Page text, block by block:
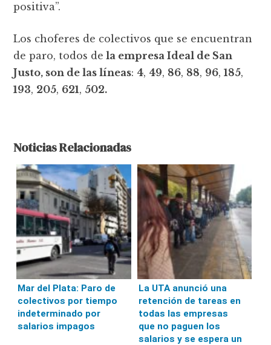
positiva”.
Los choferes de colectivos que se encuentran
de paro, todos de la empresa Ideal de San
Justo, son de las líneas: 4, 49, 86, 88, 96,185,
193, 205, 621, 502.
Noticias Relacionadas
Mar del Plata: Paro de
colectivos por tiempo
indeterminado por
salarios impagos
La UTA anunció una
retención de tareas en
todas las empresas
que no paguen los
salarios y se espera un